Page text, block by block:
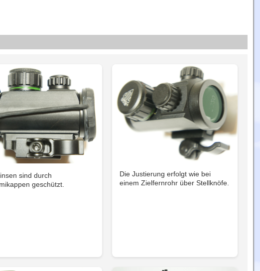
sind durch
geschützt.
Die Justierung erfolgt wie bei
einem Zielfernrohr über Stellknöfe.